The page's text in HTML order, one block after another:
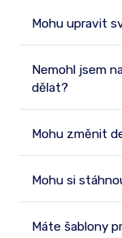
Mohu upravit
Nemohl jsem
dělat?
Mohu změnit
Mohu si
Máte šablony